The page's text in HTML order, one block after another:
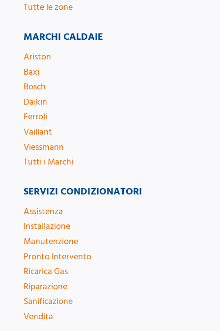
Tutte le zone
MARCHI CALDAIE
Ariston
Baxi
Bosch
Daikin
Ferroli
Vaillant
Viessmann
Tutti i Marchi
SERVIZI CONDIZIONATORI
Assistenza
Installazione
Manutenzione
Pronto Intervento
Ricarica Gas
Riparazione
Sanificazione
Vendita